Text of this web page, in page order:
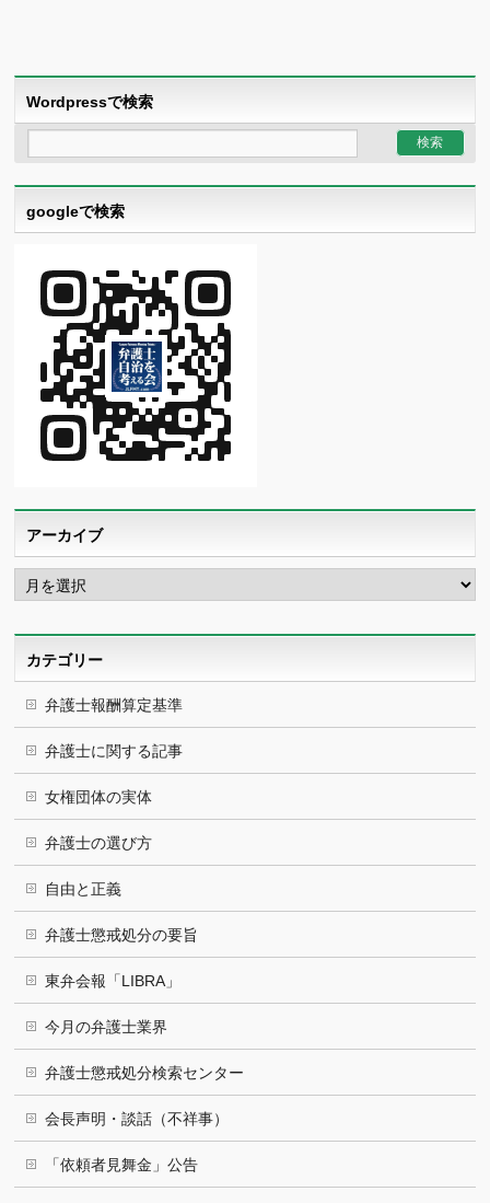
Wordpressで検索
googleで検索
アーカイブ
ア
ー
カ
カテゴリー
弁護士報酬算定基準
弁護士に関する記事
女権団体の実体
弁護士の選び方
自由と正義
弁護士懲戒処分の要旨
東弁会報「LIBRA」
今月の弁護士業界
弁護士懲戒処分検索センター
会長声明・談話（不祥事）
「依頼者見舞金」公告